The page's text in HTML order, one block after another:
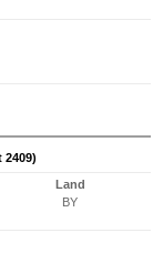
2409)
Land
BY